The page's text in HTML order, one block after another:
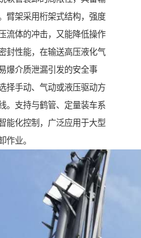
臂架采用桁架式结构，强度
流体的冲击，又能降低操作
封性能，在输送高压液化气
爆介质泄漏引发的安全事
择手动、气动或液压驱动方
。支持与鹤管、定量装车系
能化控制，广泛应用于大型
作业。